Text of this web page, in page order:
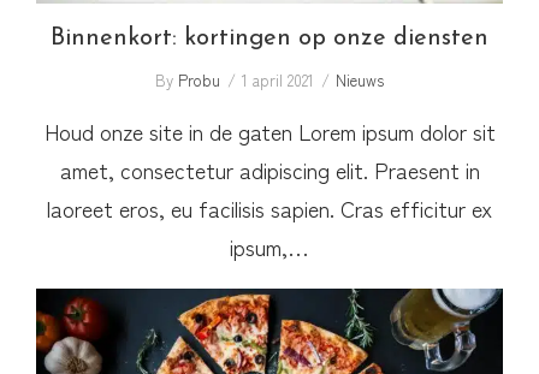
Binnenkort: kortingen op onze diensten
By Probu 1 april 2021 Nieuws
Houd onze site in de gaten Lorem ipsum dolor sit
amet, consectetur adipiscing elit. Praesent in
laoreet eros, eu facilisis sapien. Cras efficitur ex
ipsum,…